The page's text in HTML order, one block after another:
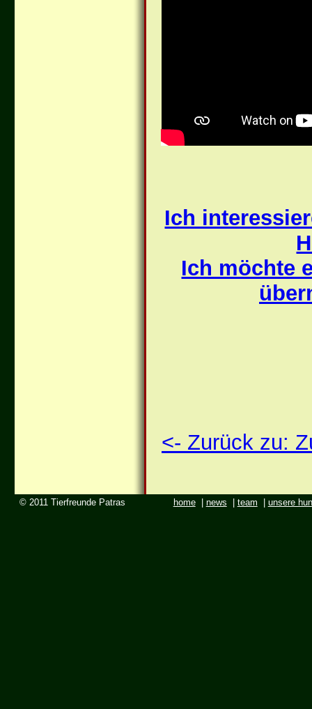
Ich
Ich möchte
<- Zurück zu:
© 2011 Tierfreunde Patras home| news | team | unsere